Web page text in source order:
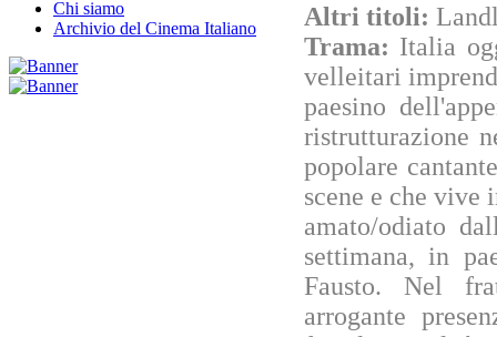
Chi siamo
Archivio del Cinema Italiano
Altri titoli:
Trama: Italia
velleitari
paesino
ristrutturazione
popolare
scene e che vive
amato/odiato
settimana, in
Fausto. Nel
arrogante